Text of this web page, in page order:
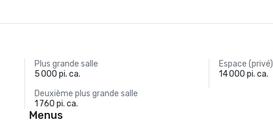
Plus grande salle
5 000 pi. ca.
Espace (privé)
14 000 pi. ca.
Deuxième plus grande salle
1 760 pi. ca.
Menus